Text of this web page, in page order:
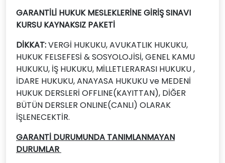
GARANTİLİ HUKUK MESLEKLERİNE GİRİŞ SINAVI
KURSU KAYNAKSIZ PAKETİ
DİKKAT: VERGİ HUKUKU, AVUKATLIK HUKUKU,
HUKUK FELSEFESİ & SOSYOLOJİSİ, GENEL KAMU
HUKUKU, İŞ HUKUKU, MİLLETLERARASI HUKUKU ,
İDARE HUKUKU, ANAYASA HUKUKU ve MEDENİ
HUKUK DERSLERİ OFFLINE(KAYITTAN), DİĞER
BÜTÜN DERSLER ONLINE(CANLI) OLARAK
İŞLENECEKTİR.
GARANTİ DURUMUNDA TANIMLANMAYAN
DURUMLAR